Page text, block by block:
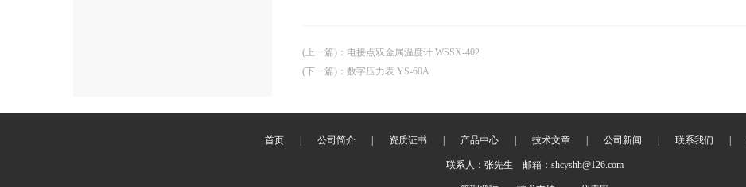
(上一篇) ： 电接点双金属温度计 WSSX-402
(下一篇) ： 数字压力表 YS-60A
首页 公司简介 资质证书 产品中心 技术文章 公司新闻 联系我们
联系人：张先生 邮箱：shcyshh@126.com